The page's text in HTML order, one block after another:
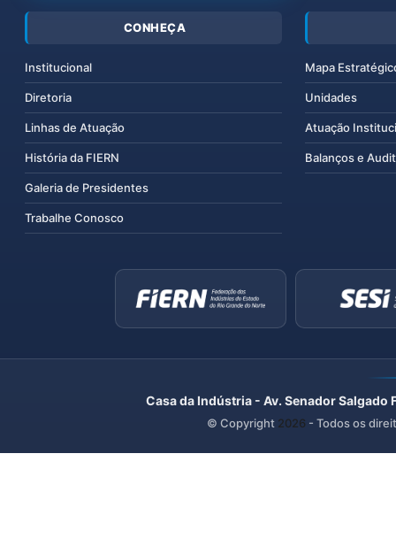
CONHEÇA
Institucional
Diretoria
Linhas de Atuação
História da FIERN
Galeria de Presidentes
Trabalhe Conosco
Mapa
Unidades
Atuação
Balanços e
Casa da Indústria - Av. Senador
© Copyright 2026 - Todos os